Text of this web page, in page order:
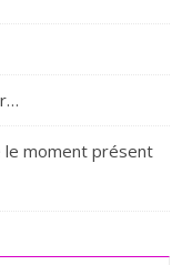
le moment présent